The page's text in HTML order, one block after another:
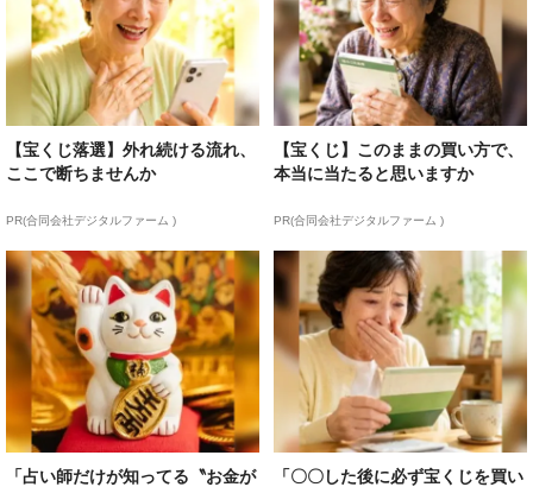
【宝くじ落選】外れ続ける流れ、
ここで断ちませんか
PR(合同会社デジタルファーム )
【宝くじ】このままの買い方で、
本当に当たると思いますか
PR(合同会社デジタルファーム )
「占い師だけが知ってる〝お金が
「〇〇した後に必ず宝くじを買い